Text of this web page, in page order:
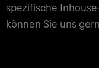
spezifische
können Sie uns